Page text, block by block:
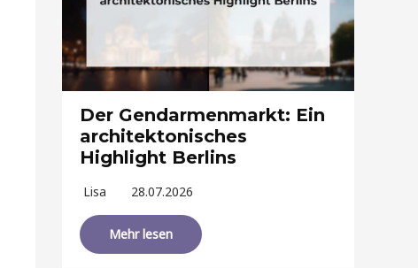
Der Gendarmenmarkt: Ein
architektonisches
Highlight Berlins
Lisa 28.07.2026
Mehr lesen